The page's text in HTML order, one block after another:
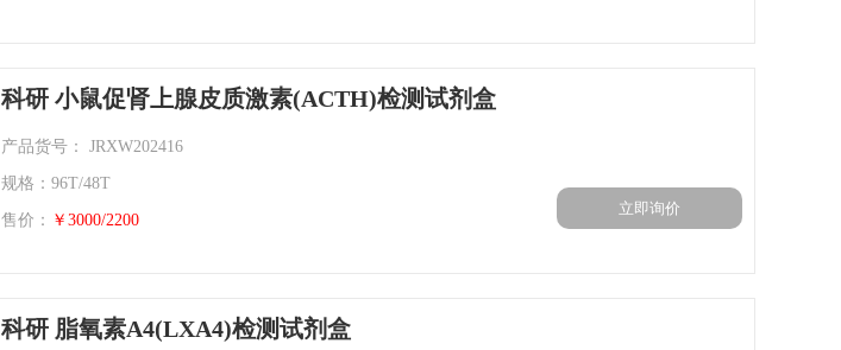
科研 小鼠促肾上腺皮质激素(ACTH)检测试剂盒
产品货号： JRXW202416
规格：96T/48T
售价： ￥3000/2200
立即询价
科研 脂氧素A4(LXA4)检测试剂盒